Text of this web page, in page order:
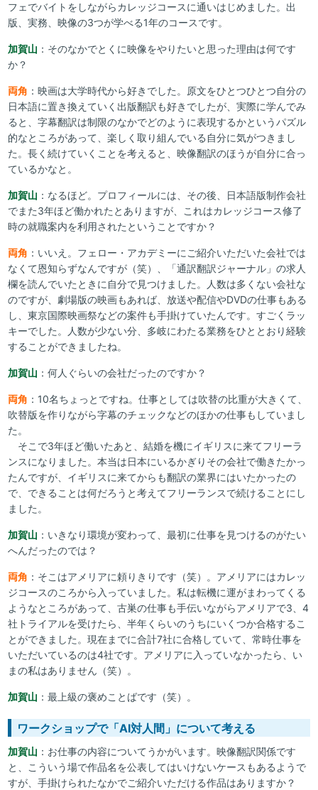
フェでバイトをしながらカレッジコースに通いはじめました。出
版、実務、映像の3つが学べる1年のコースです。
加賀山 ：そのなかでとくに映像をやりたいと思った理由は何です
か？
両角 ：映画は大学時代から好きでした。原文をひとつひとつ自分の
日本語に置き換えていく出版翻訳も好きでしたが、実際に学んでみ
ると、字幕翻訳は制限のなかでどのように表現するかというパズル
的なところがあって、楽しく取り組んでいる自分に気がつきまし
た。長く続けていくことを考えると、映像翻訳のほうが自分に合っ
ているかなと。
加賀山 ：なるほど。プロフィールには、その後、日本語版制作会社
でまた3年ほど働かれたとありますが、これはカレッジコース修了
時の就職案内を利用されたということですか？
両角 ：いいえ。フェロー・アカデミーにご紹介いただいた会社では
なくて恩知らずなんですが（笑）、「通訳翻訳ジャーナル」の求人
欄を読んでいたときに自分で見つけました。人数は多くない会社な
のですが、劇場版の映画もあれば、放送や配信やDVDの仕事もある
し、東京国際映画祭などの案件も手掛けていたんです。すごくラッ
キーでした。人数が少ない分、多岐にわたる業務をひととおり経験
することができましたね。
加賀山 ：何人ぐらいの会社だったのですか？
両角 ：10名ちょっとですね。仕事としては吹替の比重が大きくて、
吹替版を作りながら字幕のチェックなどのほかの仕事もしていまし
た。
そこで3年ほど働いたあと、結婚を機にイギリスに来てフリーラ
ンスになりました。本当は日本にいるかぎりその会社で働きたかっ
たんですが、イギリスに来てからも翻訳の業界にはいたかったの
で、できることは何だろうと考えてフリーランスで続けることにし
ました。
加賀山 ：いきなり環境が変わって、最初に仕事を見つけるのがたい
へんだったのでは？
両角 ：そこはアメリアに頼りきりです（笑）。アメリアにはカレッ
ジコースのころから入っていました。私は転機に運がまわってくる
ようなところがあって、古巣の仕事も手伝いながらアメリアで3、4
社トライアルを受けたら、半年くらいのうちにいくつか合格するこ
とができました。現在までに合計7社に合格していて、常時仕事を
いただいているのは4社です。アメリアに入っていなかったら、い
まの私はありません（笑）。
加賀山 ：最上級の褒めことばです（笑）。
ワークショップで「AI対人間」について考える
加賀山 ：お仕事の内容についてうかがいます。映像翻訳関係です
と、こういう場で作品名を公表してはいけないケースもあるようで
すが、手掛けられたなかでご紹介いただける作品はありますか？